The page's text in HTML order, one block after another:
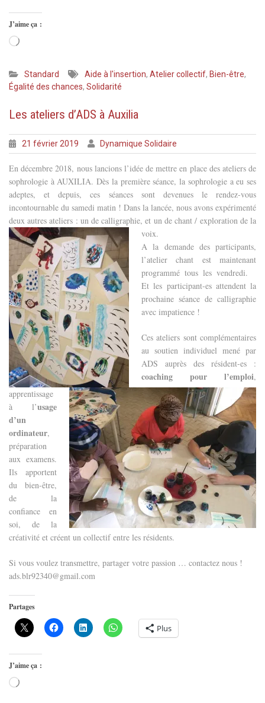
J’aime ça :
Chargement…
Standard Aide à l'insertion, Atelier collectif, Bien-être,
Égalité des chances, Solidarité
Les ateliers d’ADS à Auxilia
21 février 2019 Dynamique Solidaire
En décembre 2018, nous lancions l’idée de mettre en place des ateliers de
sophrologie à AUXILIA. Dès la première séance, la sophrologie a eu ses
adeptes, et depuis, ces séances sont devenues le rendez-vous
incontournable du samedi matin ! Dans la lancée, nous avons expérimenté
deux autres ateliers : un de calligraphie, et un de chant / exploration de la
voix.
A la demande des participants,
l’atelier chant est maintenant
programmé tous les vendredi.
Et les participant-es attendent la
prochaine séance de calligraphie
avec impatience !
Ces ateliers sont complémentaires
au soutien individuel mené par
ADS auprès des résident-es :
coaching pour l’emploi,
apprentissage
à l’usage
d’un
ordinateur,
préparation
aux examens.
Ils apportent
du bien-être,
de la
confiance en
soi, de la
créativité et créent un collectif entre les résidents.
Si vous voulez transmettre, partager votre passion … contactez nous !
ads.blr92340@gmail.com
Partages
Plus
J’aime ça :
Chargement…